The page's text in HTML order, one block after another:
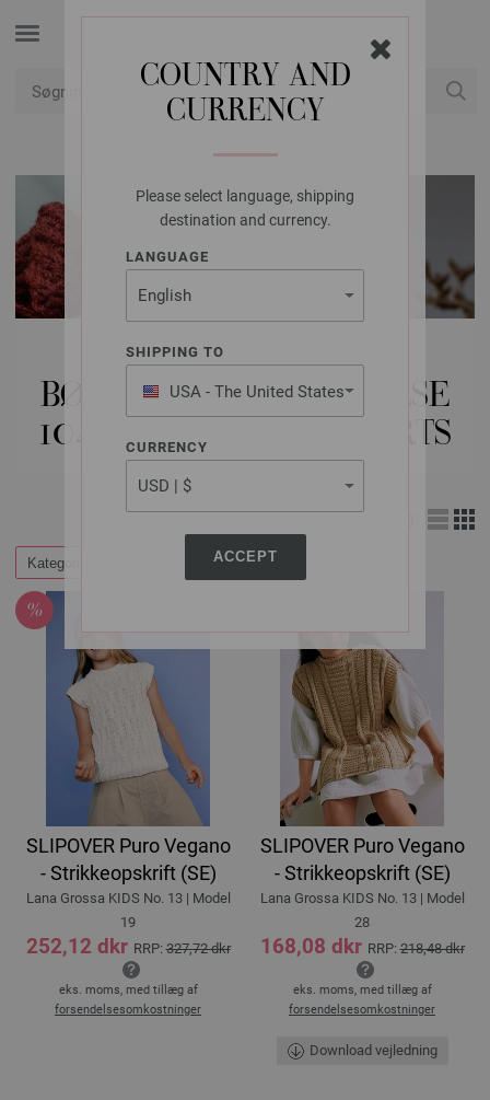
COUNTRY AND
CURRENCY
Please select language, shipping
destination and currency.
LANGUAGE
SHIPPING TO
USA - The United States
of America
CURRENCY
ACCEPT
MODELPAKKER
BØRN | BØRN (STØRRELSE
104-152) | TOPPE & SHIRTS
Kategorier Filtrer efter
SLIPOVER Puro Vegano
- Strikkeopskrift (SE)
Lana Grossa KIDS No. 13 | Model
19
252,12 dkr RRP:327,72 dkr
eks. moms, med tillæg af
forsendelsesomkostninger
SLIPOVER Puro Vegano
- Strikkeopskrift (SE)
Lana Grossa KIDS No. 13 | Model
28
168,08 dkr RRP:218,48 dkr
eks. moms, med tillæg af
forsendelsesomkostninger
Download vejledning